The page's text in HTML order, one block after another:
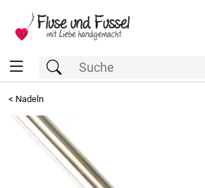
< Nadeln